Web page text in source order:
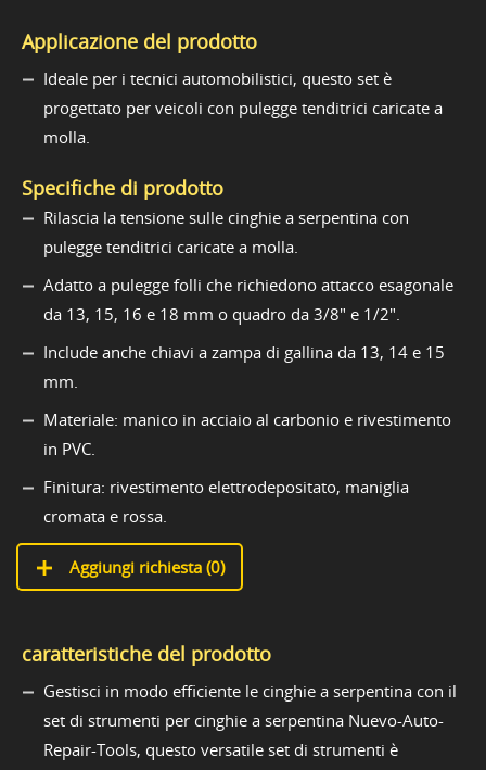
Applicazione del prodotto
Ideale per i tecnici automobilistici, questo set è
progettato per veicoli con pulegge tenditrici caricate a
molla.
Specifiche di prodotto
Rilascia la tensione sulle cinghie a serpentina con
pulegge tenditrici caricate a molla.
Adatto a pulegge folli che richiedono attacco esagonale
da 13, 15, 16 e 18 mm o quadro da 3/8" e 1/2".
Include anche chiavi a zampa di gallina da 13, 14 e 15
mm.
Materiale: manico in acciaio al carbonio e rivestimento
in PVC.
Finitura: rivestimento elettrodepositato, maniglia
cromata e rossa.
Aggiungi richiesta (0)
caratteristiche del prodotto
Gestisci in modo efficiente le cinghie a serpentina con il
set di strumenti per cinghie a serpentina Nuevo-Auto-
Repair-Tools, questo versatile set di strumenti è